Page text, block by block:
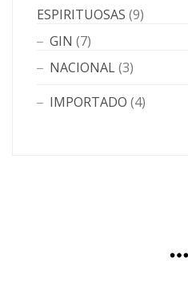
ESPIRITUOSAS (9)
GIN (7)
NACIONAL(3)
IMPORTADO (4)